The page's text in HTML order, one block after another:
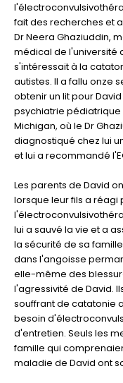
fait des recherches et
Dr Neera Ghaziuddin,
médical de l'université
s'intéressait à la
autistes. Il a fallu onze
obtenir un lit pour
psychiatrie pédiatrique
Michigan, où le Dr
diagnostiqué chez lui
et lui a recommandé
Les parents de David
lorsque leur fils a réagi
lui a sauvé la vie et a
la sécurité de sa
dans l'angoisse
elle-même des
l'agressivité de David.
souffrant de catatonie
besoin
d'entretien. Seuls les
famille qui
maladie de David ont